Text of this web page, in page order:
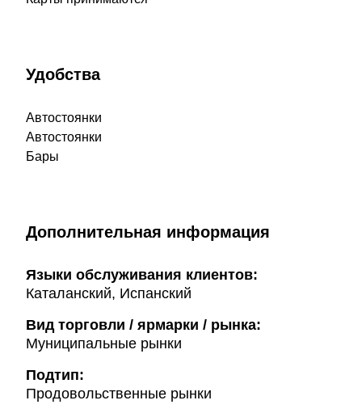
Удобства
Автостоянки
Автостоянки
Бары
Дополнительная информация
Языки обслуживания клиентов:
Каталанский, Испанский
Вид торговли / ярмарки / рынка:
Муниципальные рынки
Подтип:
Продовольственные рынки